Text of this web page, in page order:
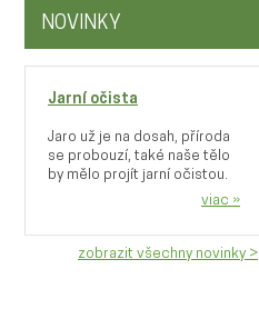
NOVINKY
Jarní očista
Jaro už je na dosah, příroda
se probouzí, také naše tělo
by mělo projít jarní očistou.
viac »
zobrazit všechny novinky >